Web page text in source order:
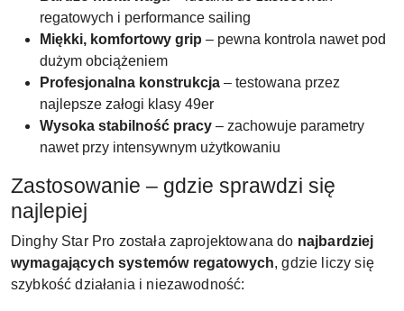
regatowych i performance sailing
Miękki, komfortowy grip – pewna kontrola nawet pod
dużym obciążeniem
Profesjonalna konstrukcja – testowana przez
najlepsze załogi klasy 49er
Wysoka stabilność pracy – zachowuje parametry
nawet przy intensywnym użytkowaniu
Zastosowanie – gdzie sprawdzi się
najlepiej
Dinghy Star Pro została zaprojektowana do najbardziej
wymagających systemów regatowych, gdzie liczy się
szybkość działania i niezawodność: